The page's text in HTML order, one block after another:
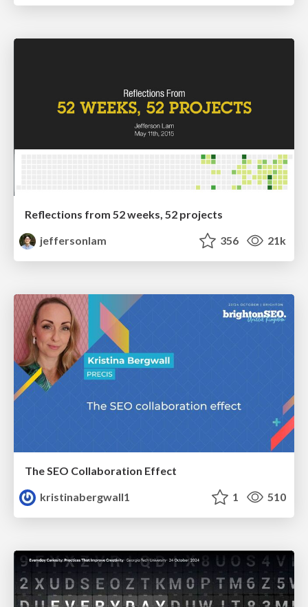
Reflections from 52 weeks, 52 projects
jeffersonlam
356 21k
The SEO Collaboration Effect
kristinabergwall1
1 510